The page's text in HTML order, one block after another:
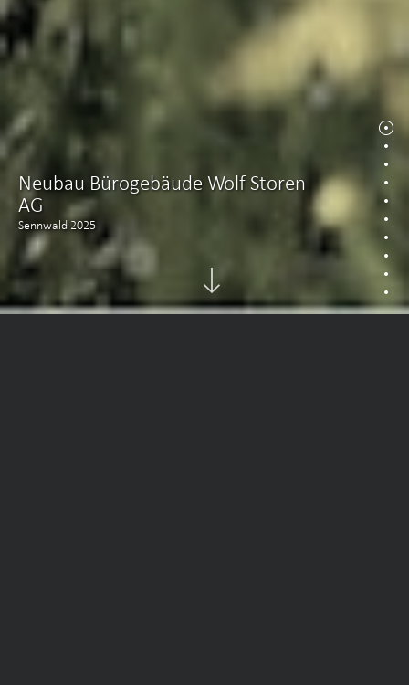
Neubau Bürogebäude Wolf Storen
AG
Sennwald 2025